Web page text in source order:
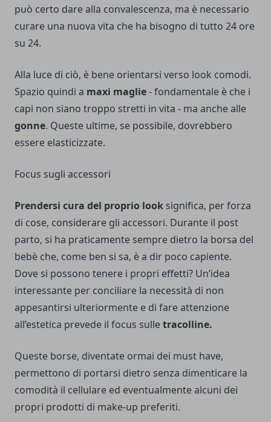
può certo dare alla convalescenza, ma è necessario
curare una nuova vita che ha bisogno di tutto 24 ore
su 24.
Alla luce di ciò, è bene orientarsi verso look comodi.
Spazio quindi a maxi maglie- fondamentale è che i
capi non siano troppo stretti in vita - ma anche alle
gonne. Queste ultime, se possibile, dovrebbero
essere elasticizzate.
Focus sugli accessori
Prendersi cura del proprio look significa, per forza
di cose, considerare gli accessori. Durante il post
parto, si ha praticamente sempre dietro la borsa del
bebè che, come ben si sa, è a dir poco capiente.
Dove si possono tenere i propri effetti? Un’idea
interessante per conciliare la necessità di non
appesantirsi ulteriormente e di fare attenzione
all’estetica prevede il focus sulletracolline.
Queste borse, diventate ormai dei must have,
permettono di portarsi dietro senza dimenticare la
comodità il cellulare ed eventualmente alcuni dei
propri prodotti di make-up preferiti.